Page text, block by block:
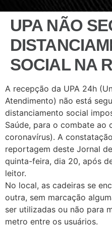
UPA NÃO
SOCIAL NA
A recepção da UPA 24h
Atendimento) não está
distanciamento social
Saúde, para o combate
coronavírus). A
reportagem deste Jornal
quinta-feira, dia 20, após
leitor.
No local, as cadeiras se
outra, sem marcação
ser utilizadas ou não para
metro entre os usuários.